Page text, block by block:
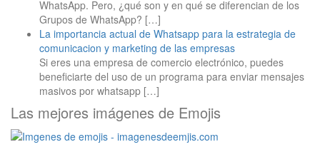
WhatsApp. Pero, ¿qué son y en qué se diferencian de los
Grupos de WhatsApp? […]
La importancia actual de Whatsapp para la estrategia de
comunicacion y marketing de las empresas
Si eres una empresa de comercio electrónico, puedes
beneficiarte del uso de un programa para enviar mensajes
masivos por whatsapp […]
Las mejores imágenes de Emojis